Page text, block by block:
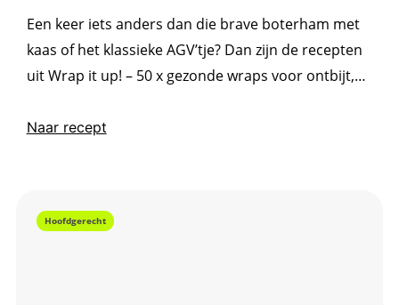
Een keer iets anders dan die brave boterham met
kaas of het klassieke AGV’tje? Dan zijn de recepten
uit Wrap it up! – 50 x gezonde wraps voor ontbijt,
volkorentortilla of ijsbergsla als basis is, met ei
Naar recept
Hoofdgerecht